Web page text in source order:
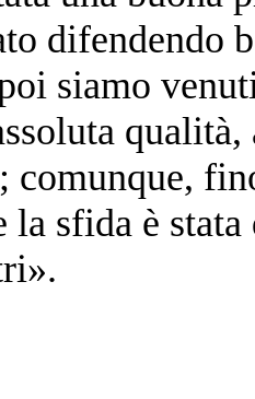
difendendo
siamo
comunque,
la sfida è